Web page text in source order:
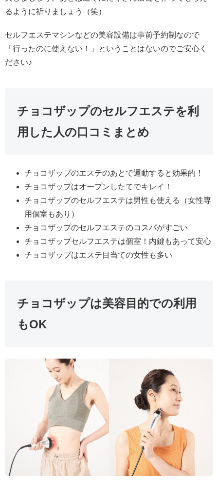
るように祈りましょう（笑）
セルフエステマシンなどの美容設備は事前予約制なので
「行ったのに使えない！」ということはないのでご安心く
ださい♪
チョコザップのセルフエステを利
用した人の口コミまとめ
チョコザップのエステのあとで運動すると効果的！
チョコザップはオープンしたてでキレイ！
チョコザップのセルフエステは男性も使える（女性専
用個室もあり）
チョコザップのセルフエステのコスパがすごい
チョコザップセルフエステは個室！内鍵もあって安心
チョコザップはエステ目当ての女性も多い
チョコザップは美容目的での利用
もOK